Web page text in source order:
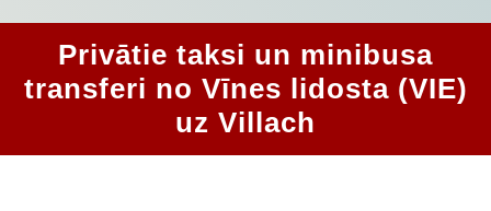
Privātie taksi un minibusa
transferi no Vīnes lidosta (VIE)
uz Villach